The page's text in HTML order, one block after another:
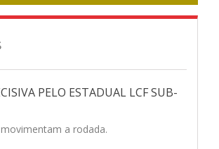
PELO ESTADUAL LCF SUB-
a rodada.